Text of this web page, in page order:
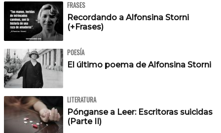
FRASES
Recordando a Alfonsina Storni
(+Frases)
POESÍA
El último poema de Alfonsina Storni
LITERATURA
Pónganse a Leer: Escritoras suicidas
(Parte II)